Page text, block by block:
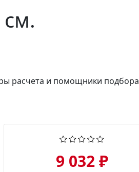
расчета и помощники подбора
9 032 ₽